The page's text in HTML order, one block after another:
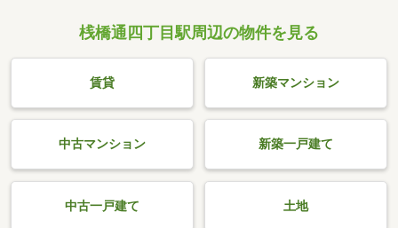
桟橋通四丁目駅周辺の物件を見る
賃貸 新築マンション
中古マンション 新築一戸建て
中古一戸建て 土地